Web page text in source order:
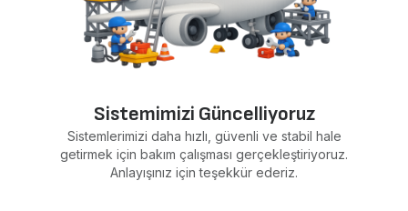
Sistemimizi Güncelliyoruz
Sistemlerimizi daha hızlı, güvenli ve stabil hale
getirmek için bakım çalışması gerçekleştiriyoruz.
Anlayışınız için teşekkür ederiz.